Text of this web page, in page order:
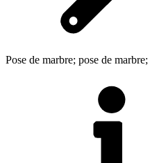
Pose de marbre; pose de